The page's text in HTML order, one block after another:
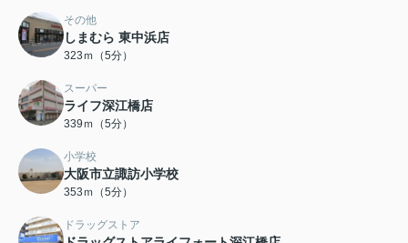
その他
しまむら 東中浜店
323ｍ（5分）
スーパー
ライフ深江橋店
339ｍ（5分）
小学校
大阪市立諏訪小学校
353ｍ（5分）
ドラッグストア